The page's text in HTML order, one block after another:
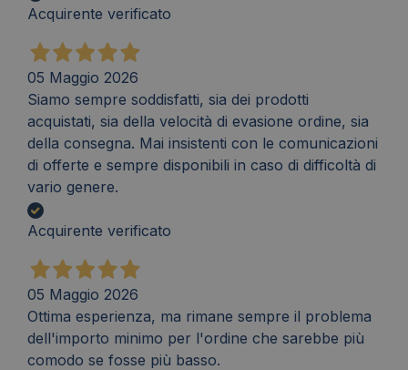
Acquirente verificato
05 Maggio 2026
Siamo sempre soddisfatti, sia dei prodotti
acquistati, sia della velocità di evasione ordine, sia
della consegna. Mai insistenti con le comunicazioni
di offerte e sempre disponibili in caso di difficoltà di
vario genere.
Acquirente verificato
05 Maggio 2026
Ottima esperienza, ma rimane sempre il problema
dell'importo minimo per l'ordine che sarebbe più
comodo se fosse più basso.